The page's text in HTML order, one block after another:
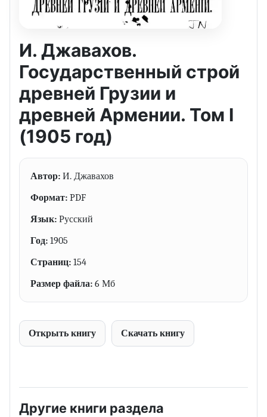
И. Джавахов.
Государственный строй
древней Грузии и
древней Армении. Том I
(1905 год)
Автор: И. Джавахов
Формат: PDF
Язык: Русский
Год: 1905
Страниц: 154
Размер файла: 6 Мб
Открыть книгу Скачать книгу
Другие книги раздела